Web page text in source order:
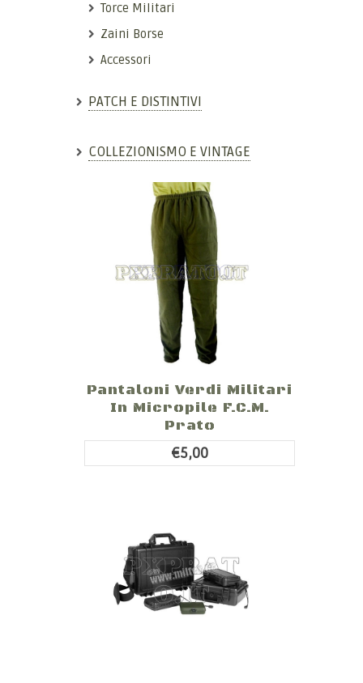
Torce Militari
Zaini Borse
Accessori
PATCH E DISTINTIVI
COLLEZIONISMO E VINTAGE
Pantaloni Verdi Militari
In Micropile F.C.M.
Prato
€5,00